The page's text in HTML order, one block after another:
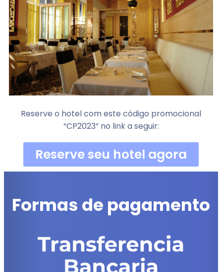
Reserve o hotel com este código promocional
“CP2023” no link a seguir:
Reserve seu hotel agora
Formas de pagamento